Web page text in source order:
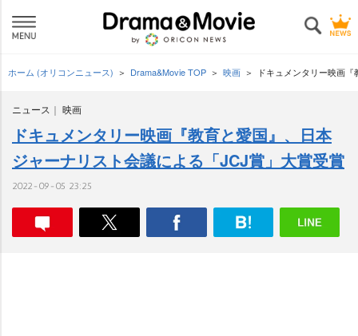
ホーム (オリコンニュース) Drama&Movie TOP 映画 ドキュメンタリー映画
ニュース 映画
ドキュメンタリー映画『教育と愛国』、日本
ジャーナリスト会議による「JCJ賞」大賞受賞
2022-09-05 23:25